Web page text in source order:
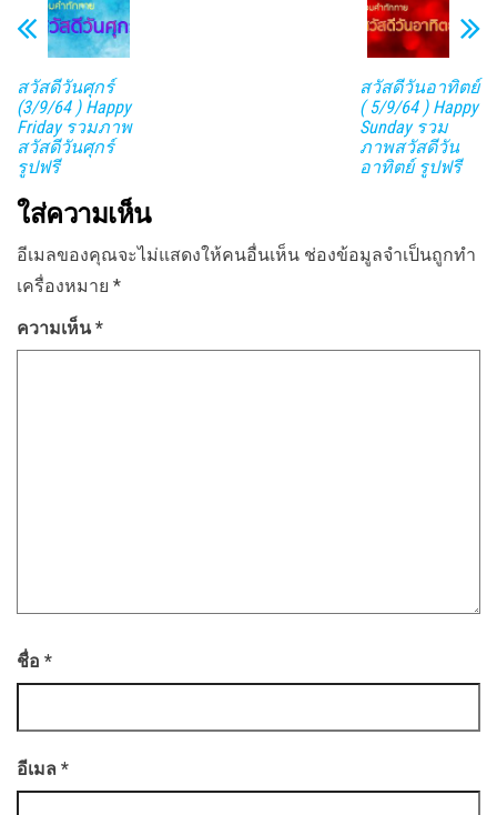
สวัสดีวันศุกร์
(3/9/64 ) Happy
Friday รวมภาพ
สวัสดีวันศุกร์
รูปฟรี
สวัสดีวันอาทิตย์
( 5/9/64 ) Happy
Sunday รวม
ภาพสวัสดีวัน
อาทิตย์ รูปฟรี
ใส่ความเห็น
อีเมลของคุณจะไม่แสดงให้คนอื่นเห็น ช่องข้อมูลจำเป็นถูกทำ
เครื่องหมาย *
ความเห็น*
ชื่อ *
อีเมล *